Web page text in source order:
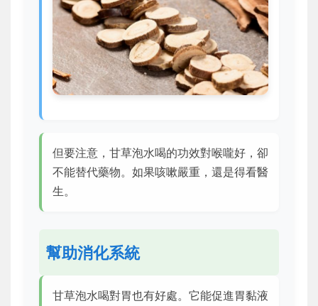
但要注意，甘草泡水喝的功效對喉嚨好，卻
不能替代藥物。如果咳嗽嚴重，還是得看醫
生。
幫助消化系統
甘草泡水喝對胃也有好處。它能促進胃黏液